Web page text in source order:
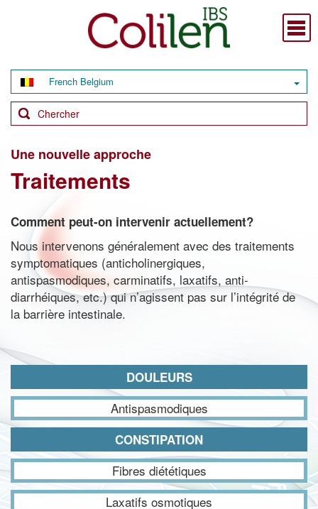
French Belgium
Une nouvelle approche
Traitements
Comment peut-on intervenir actuellement?
Nous intervenons généralement avec des traitements
symptomatiques (anticholinergiques,
antispasmodiques, carminatifs, laxatifs, anti-
diarrhéiques, etc.) qui n’agissent pas sur l’intégrité de
la barrière intestinale.
DOULEURS
Antispasmodiques
CONSTIPATION
Fibres diététiques
Laxatifs osmotiques